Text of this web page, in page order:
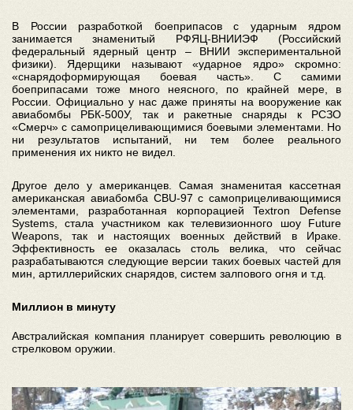
В России разработкой боеприпасов с ударным ядром
занимается знаменитый РФЯЦ-ВНИИЭФ (Российский
федеральный ядерный центр – ВНИИ экспериментальной
физики). Ядерщики называют «ударное ядро» скромно:
«снарядоформирующая боевая часть». С самими
боеприпасами тоже много неясного, по крайней мере, в
России. Официально у нас даже приняты на вооружение как
авиабомбы РБК-500У, так и ракетные снаряды к РСЗО
«Смерч» с самоприцеливающимися боевыми элементами. Но
ни результатов испытаний, ни тем более реального
применения их никто не видел.
Другое дело у американцев. Самая знаменитая кассетная
американская авиабомба CBU-97 с самоприцеливающимися
элементами, разработанная корпорацией Textron Defense
Systems, стала участником как телевизионного шоу Future
Weapons, так и настоящих военных действий в Ираке.
Эффективность ее оказалась столь велика, что сейчас
разрабатываются следующие версии таких боевых частей для
мин, артиллерийских снарядов, систем залпового огня и т.д.
Миллион в минуту
Австралийская компания планирует совершить революцию в
стрелковом оружии.